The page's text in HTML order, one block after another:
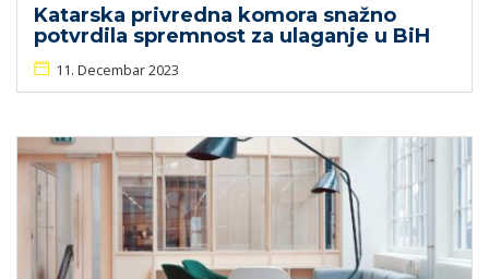
Katarska privredna komora snažno
potvrdila spremnost za ulaganje u BiH
11. Decembar 2023